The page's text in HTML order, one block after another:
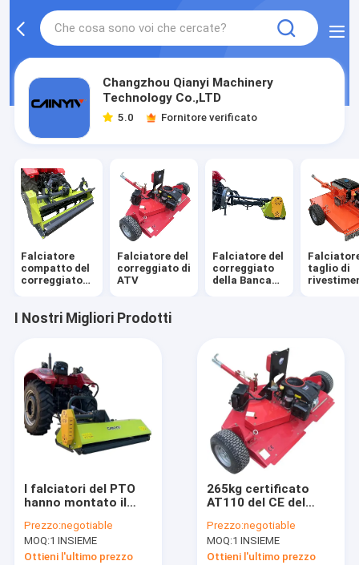
Changzhou Qianyi Machinery
Technology Co.,LTD
5.0 Fornitore verificato
Falciatore
compatto del
correggiato
Falciatore del
correggiato di
ATV
Falciatore del
correggiato
della Banca
taglio di
I Nostri Migliori Prodotti
I falciatori del PTO
hanno montato il
del correggiato del
trattore con lo
spostamento
Prezzo:negotiable
MOQ:1 INSIEME
Ottieni l'ultimo prezzo
265kg certificato
AT110 del CE del
correggiato dei
correggiati ATV della
lama del prato
Prezzo:negotiable
MOQ:1 INSIEME
Ottieni l'ultimo prezzo